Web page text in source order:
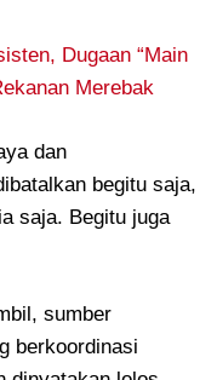
Dugaan “Main
Merebak
dan
begitu saja,
saja. Begitu juga
sumber
berkoordinasi